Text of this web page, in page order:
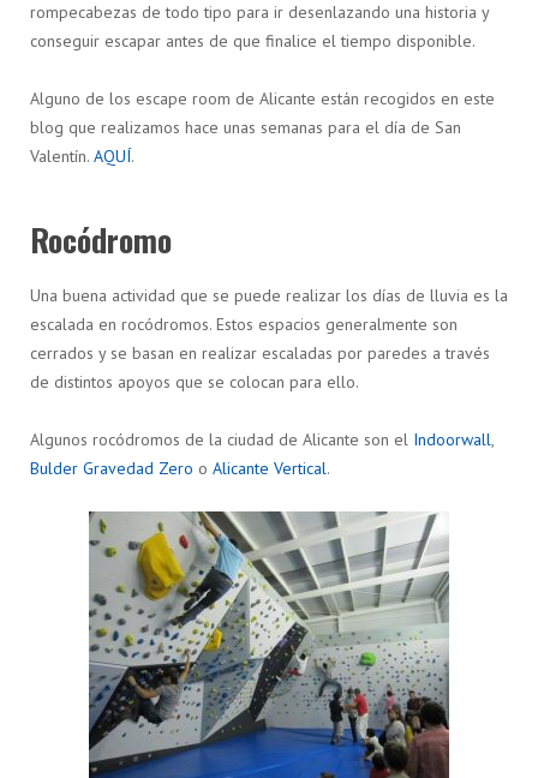
rompecabezas de todo tipo para ir desenlazando una historia y
conseguir escapar antes de que finalice el tiempo disponible.
Alguno de los escape room de Alicante están recogidos en este
blog que realizamos hace unas semanas para el día de San
Valentín. AQUÍ.
Rocódromo
Una buena actividad que se puede realizar los días de lluvia es la
escalada en rocódromos. Estos espacios generalmente son
cerrados y se basan en realizar escaladas por paredes a través
de distintos apoyos que se colocan para ello.
Algunos rocódromos de la ciudad de Alicante son el Indoorwall,
Bulder Gravedad Zero o Alicante Vertical.